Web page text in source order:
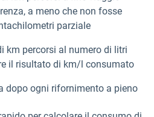
a meno che non fosse
parziale
km percorsi al numero di litri
il risultato di km/l consumato
dopo ogni rifornimento a pieno